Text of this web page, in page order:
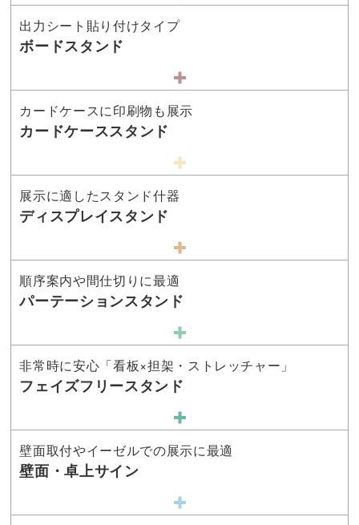
出力シート貼り付けタイプ
ボードスタンド
カードケースに印刷物も展示
カードケーススタンド
展示に適したスタンド什器
ディスプレイスタンド
順序案内や間仕切りに最適
パーテーションスタンド
非常時に安心「看板×担架・ストレッチャー」
フェイズフリースタンド
壁面取付やイーゼルでの展示に最適
壁面・卓上サイン